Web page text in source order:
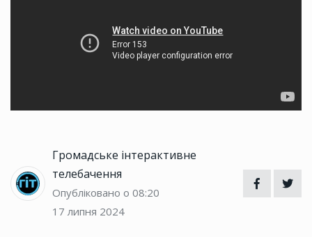
Громадське інтерактивне
телебачення
Опубліковано о 08:20
17 липня 2024